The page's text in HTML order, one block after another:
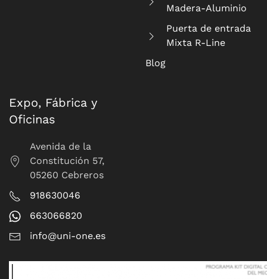
Madera-Aluminio
Puerta de entrada
Mixta R-Line
Blog
Expo, Fábrica y
Oficinas
Avenida de la
Constitución 57,
05260 Cebreros
918630046
663066820
info@uni-one.es